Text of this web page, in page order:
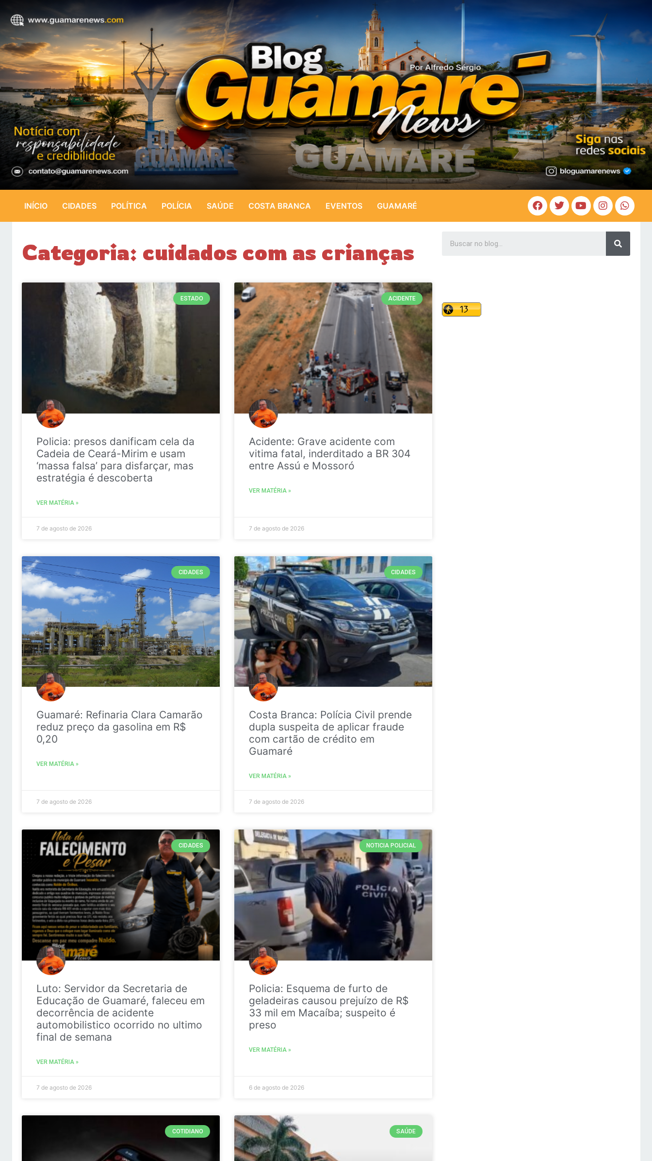
INÍCIO CIDADES POLÍTICA POLÍCIA SAÚDE COSTA BRANCA EVENTOS GUAMARÉ
Categoria: cuidados com as crianças
ESTADO
Policia: presos danificam cela da
Cadeia de Ceará-Mirim e usam
‘massa falsa’ para disfarçar, mas
estratégia é descoberta
VER MATÉRIA »
7 de agosto de 2026
ACIDENTE
Acidente: Grave acidente com
vitima fatal, inderditado a BR 304
entre Assú e Mossoró
VER MATÉRIA »
7 de agosto de 2026
CIDADES
Guamaré: Refinaria Clara Camarão
reduz preço da gasolina em R$
0,20
VER MATÉRIA »
7 de agosto de 2026
CIDADES
Costa Branca: Polícia Civil prende
dupla suspeita de aplicar fraude
com cartão de crédito em
Guamaré
VER MATÉRIA »
7 de agosto de 2026
CIDADES
Luto: Servidor da Secretaria de
Educação de Guamaré, faleceu em
decorrência de acidente
automobilistico ocorrido no ultimo
final de semana
VER MATÉRIA »
7 de agosto de 2026
NOTICIA POLICIAL
Policia: Esquema de furto de
geladeiras causou prejuízo de R$
33 mil em Macaíba; suspeito é
preso
VER MATÉRIA »
6 de agosto de 2026
COTIDIANO SAÚDE